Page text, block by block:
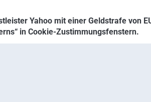
Yahoo mit einer Geldstrafe von
in Cookie-Zustimmungsfenstern.